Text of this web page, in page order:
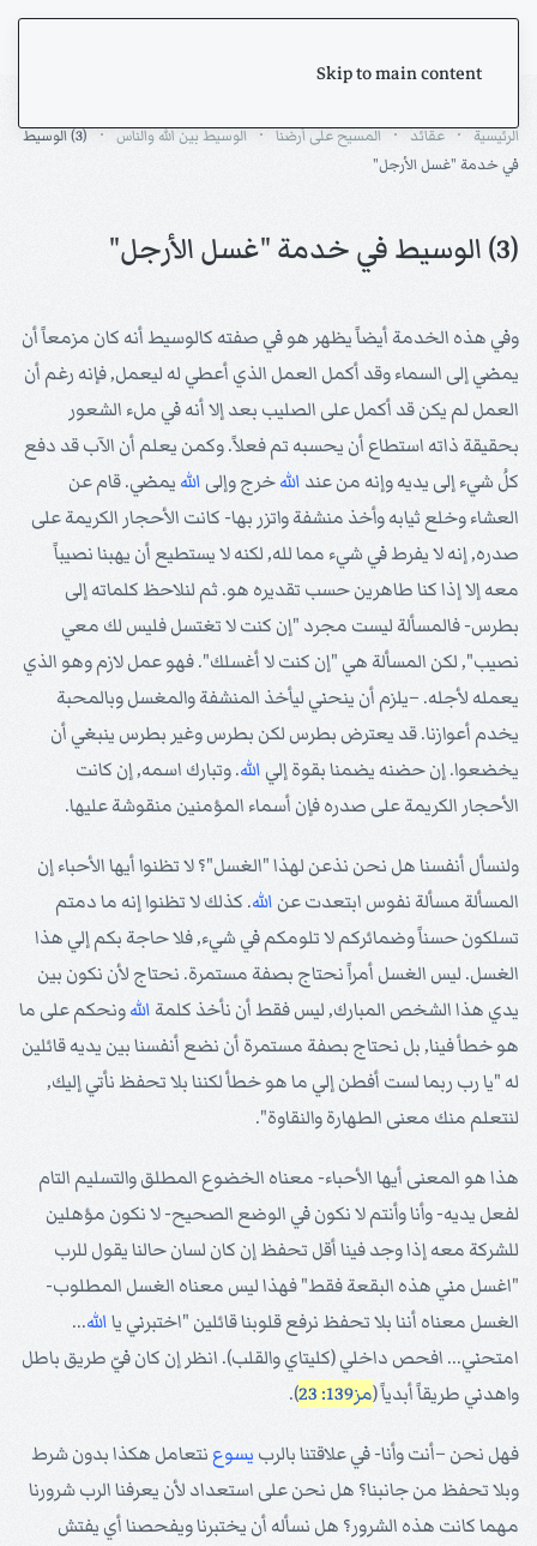
Skip to main content
الرئيسية عقائد المسيح على أرضنا الوسيط بين الله والناس
(3) الوسيط
في خدمة "غسل الأرجل"
(3) الوسيط في خدمة "غسل الأرجل"
وفي هذه الخدمة أيضاً يظهر هو في صفته كالوسيط أنه كان مزمعاً أن
يمضي إلى السماء وقد أكمل العمل الذي أعطي له ليعمل, فإنه رغم أن
العمل لم يكن قد أكمل على الصليب بعد إلا أنه في ملء الشعور
بحقيقة ذاته استطاع أن يحسبه تم فعلاً. وكمن يعلم أن الآب قد دفع
كلُ شيء إلى يديه وإنه من عند اللهخرج وإلى الله يمضي. قام عن
العشاء وخلع ثيابه وأخذ منشفة واتزر بها- كانت الأحجار الكريمة على
صدره, إنه لا يفرط في شيء مما لله, لكنه لا يستطيع أن يهبنا نصيباً
معه إلا إذا كنا طاهرين حسب تقديره هو. ثم لنلاحظ كلماته إلى
بطرس- فالمسألة ليست مجرد "إن كنت لا تغتسل فليس لك معي
نصيب", لكن المسألة هي "إن كنت لا أغسلك". فهو عمل لازم وهو الذي
يعمله لأجله. –يلزم أن ينحني ليأخذ المنشفة والمغسل وبالمحبة
يخدم أعوازنا. قد يعترض بطرس لكن بطرس وغير بطرس ينبغي أن
يخضعوا. إن حضنه يضمنا بقوة إلي الله. وتبارك اسمه, إن كانت
الأحجار الكريمة على صدره فإن أسماء المؤمنين منقوشة عليها.
ولنسأل أنفسنا هل نحن نذعن لهذا "الغسل"؟ لا تظنوا أيها الأحباء إن
المسألة مسألة نفوس ابتعدت عن الله. كذلك لا تظنوا إنه ما دمتم
تسلكون حسناً وضمائركم لا تلومكم في شيء, فلا حاجة بكم إلي هذا
الغسل. ليس الغسل أمراً نحتاج بصفة مستمرة. نحتاج لأن نكون بين
يدي هذا الشخص المبارك, ليس فقط أن نأخذ كلمة اللهونحكم على ما
هو خطأ فينا, بل نحتاج بصفة مستمرة أن نضع أنفسنا بين يديه قائلين
له "يا رب ربما لست أفطن إلي ما هو خطأ لكننا بلا تحفظ نأتي إليك,
لنتعلم منك معنى الطهارة والنقاوة".
هذا هو المعنى أيها الأحباء- معناه الخضوع المطلق والتسليم التام
لفعل يديه- وأنا وأنتم لا نكون في الوضع الصحيح- لا نكون مؤهلين
للشركة معه إذا وجد فينا أقل تحفظ إن كان لسان حالنا يقول للرب
"اغسل مني هذه البقعة فقط" فهذا ليس معناه الغسل المطلوب-
الغسل معناه أننا بلا تحفظ نرفع قلوبنا قائلين "اختبرني ياالله...
امتحني... افحص داخلي (كليتاي والقلب). انظر إن كان فيّ طريق باطل
واهدني طريقاً أبدياً (مز139: 23 ).
فهل نحن –أنت وأنا- في علاقتنا بالرب يسوع نتعامل هكذا بدون شرط
وبلا تحفظ من جانبنا؟ هل نحن على استعداد لأن يعرفنا الرب شرورنا
مهما كانت هذه الشرور؟ هل نسأله أن يختبرنا ويفحصنا أي يفتش